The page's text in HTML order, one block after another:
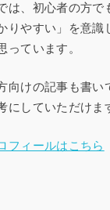
は、初心者の方で
りやすい」を意識
っています。
向けの記事も書い
にしていただけま
フィールはこちら